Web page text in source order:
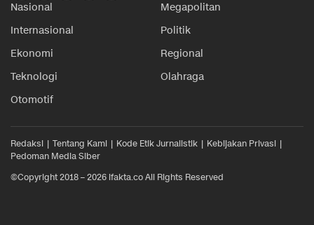
Nasional
Megapolitan
Internasional
Politik
Ekonomi
Regional
Teknologi
Olahraga
Otomotif
Redaksi Tentang Kami Kode Etik Jurnalistik
Kebijakan Privasi
Pedoman Media Siber
©Copyright 2018 – 2026 ifakta.co All Rights Reserved